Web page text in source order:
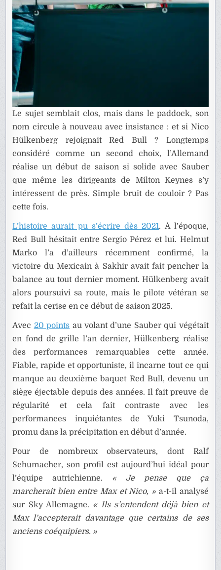
Le sujet semblait clos, mais dans le paddock, son
nom circule à nouveau avec insistance : et si Nico
Hülkenberg rejoignait Red Bull ? Longtemps
considéré comme un second choix, l’Allemand
réalise un début de saison si solide avec Sauber
que même les dirigeants de Milton Keynes s’y
intéressent de près. Simple bruit de couloir ? Pas
cette fois.
L’histoire aurait pu s’écrire dès 2021. À l’époque,
Red Bull hésitait entre Sergio Pérez et lui. Helmut
Marko l’a d’ailleurs récemment confirmé, la
victoire du Mexicain à Sakhir avait fait pencher la
balance au tout dernier moment. Hülkenberg avait
alors poursuivi sa route, mais le pilote vétéran se
refait la cerise en ce début de saison 2025.
Avec 20 points au volant d’une Sauber qui végétait
en fond de grille l’an dernier, Hülkenberg réalise
des performances remarquables cette année.
Fiable, rapide et opportuniste, il incarne tout ce qui
manque au deuxième baquet Red Bull, devenu un
siège éjectable depuis des années. Il fait preuve de
régularité et cela fait contraste avec les
performances inquiétantes de Yuki Tsunoda,
promu dans la précipitation en début d’année.
Pour de nombreux observateurs, dont Ralf
Schumacher, son profil est aujourd’hui idéal pour
l’équipe autrichienne. « Je pense que ça
marcherait bien entre Max et Nico, » a-t-il analysé
sur Sky Allemagne. « Ils s’entendent déjà bien et
Max l’accepterait davantage que certains de ses
anciens coéquipiers. »